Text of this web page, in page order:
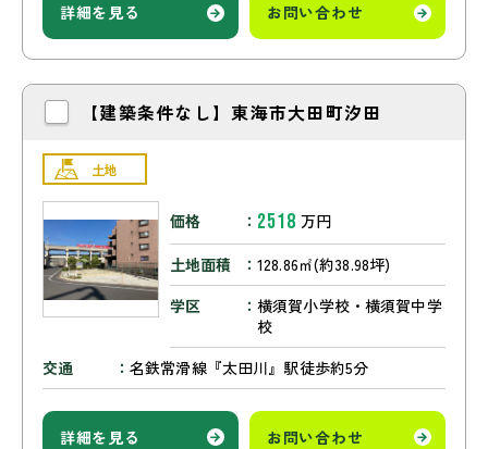
詳細を見る お問い合わせ
【建築条件なし】東海市大田町汐田
土地
価格 2518 万円
土地面積
128.86㎡(約38.98坪)
学区
横須賀小学校・横須賀中学
校
交通
名鉄常滑線『太田川』駅徒歩約5分
詳細を見る お問い合わせ